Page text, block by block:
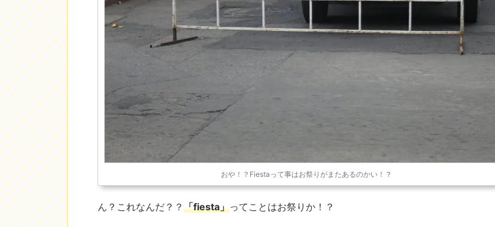
おや！？Fiestaって事はお祭りがまたあるのかい！？
ん？これなんだ？？ 「fiesta」ってことはお祭りか！？